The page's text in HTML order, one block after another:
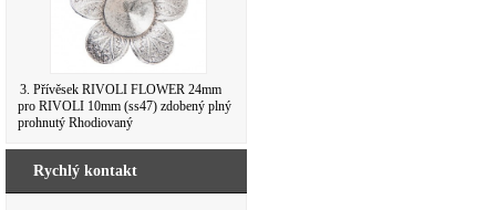
3. Přívěsek RIVOLI FLOWER 24mm
pro RIVOLI 10mm (ss47) zdobený plný
prohnutý Rhodiovaný
Rychlý kontakt